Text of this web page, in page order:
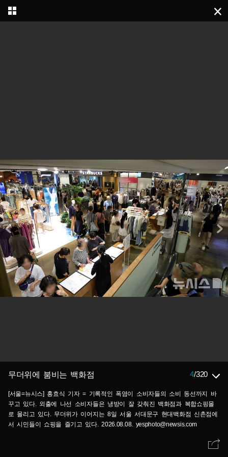
무더위에 붐비는 백화점 4/320
[서울=뉴시스] 홍효식 기자 = 기록적인 폭염이 소비자들의 소비 동선까지 바
꾸고 있다. 외출에 나선 소비자들은 냉방이 잘 갖춰진 백화점과 복합쇼핑몰
로 몰리고 있다. 무더위가 이어지는 8일 서울 서대문구 현대백화점 신촌점에
서 시민들이 쇼핑을 즐기고 있다. 2026.08.08. yesphoto@newsis.com